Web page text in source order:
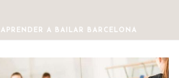
APRENDER A BAILAR BARCELONA